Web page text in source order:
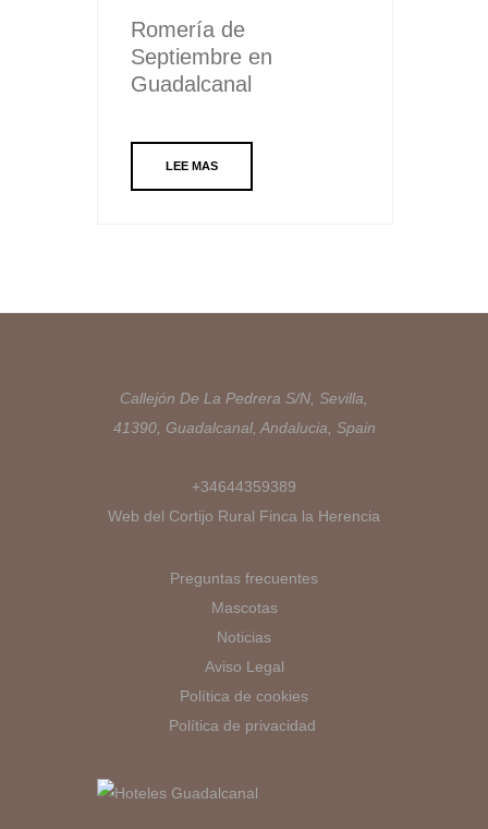
Romería de
Septiembre en
Guadalcanal
LEE MAS
Callejón De La Pedrera S/N, Sevilla,
41390, Guadalcanal, Andalucia, Spain
+34644359389
Web del Cortijo Rural Finca la Herencia
Preguntas frecuentes
Mascotas
Noticias
Aviso Legal
Política de cookies
Política de privacidad